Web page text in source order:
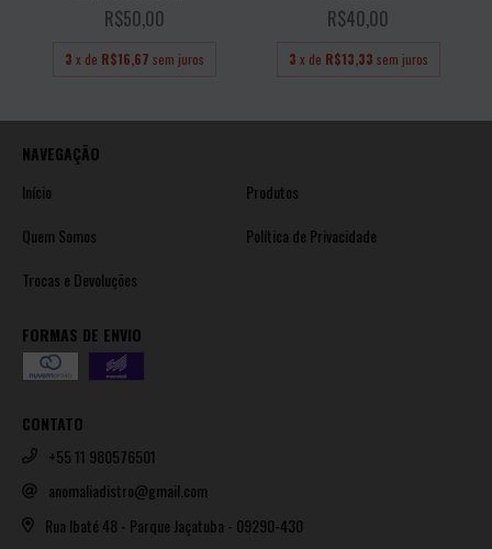
R$50,00
3 x de R$16,67 sem juros
R$40,00
3 x de R$13,33 sem juros
NAVEGAÇÃO
Início
Produtos
Quem Somos
Política de Privacidade
Trocas e Devoluções
FORMAS DE ENVIO
CONTATO
+55 11 980576501
anomaliadistro@gmail.com
Rua Ibaté 48 - Parque Jaçatuba - 09290-430